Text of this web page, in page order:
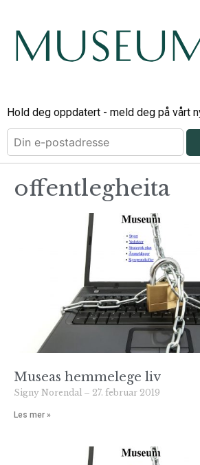
Hold deg oppdatert - meld deg på vårt
offentlegheita
Museas hemmelege liv
Signy Norendal 27. februar 2019
Les mer »